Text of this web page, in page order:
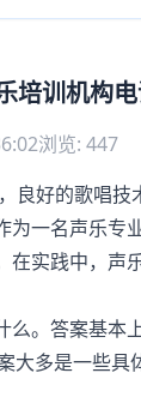
训机构电
浏览: 447
好的歌唱技
为一名声乐专
实践中，声
答案基本上
大多是一些